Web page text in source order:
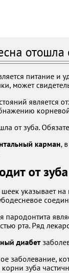
питание и
может
является
корневой
карман,
от зуба
указывает
рта. Ряд
диабет
заболевание,
зуба